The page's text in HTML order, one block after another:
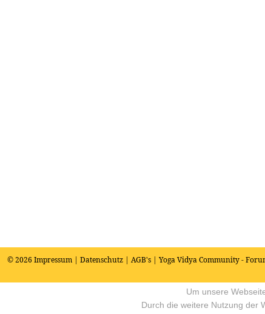
© 2026 Impressum | Datenschutz | AGB's | Yoga Vidya Community -
Um unsere
Durch die weitere Nutzung der